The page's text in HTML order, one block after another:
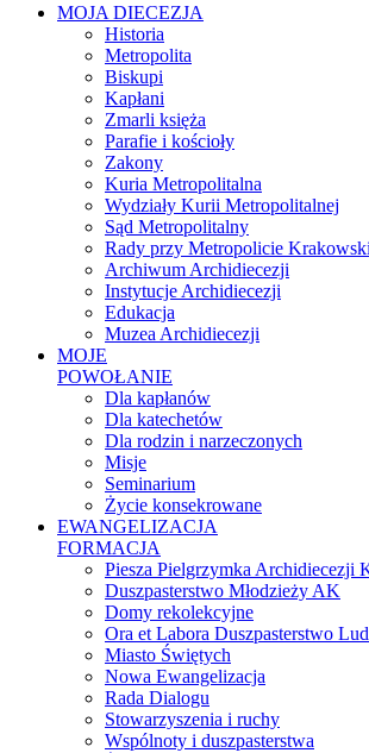
MOJA DIECEZJA
Historia
Metropolita
Biskupi
Kapłani
Zmarli księża
Parafie i kościoły
Zakony
Kuria Metropolitalna
Wydziały Kurii Metropolitalnej
Sąd Metropolitalny
Rady przy Metropolicie
Archiwum Archidiecezji
Instytucje Archidiecezji
Edukacja
Muzea Archidiecezji
MOJE
POWOŁANIE
Dla kapłanów
Dla katechetów
Dla rodzin i narzeczonych
Misje
Seminarium
Życie konsekrowane
EWANGELIZACJA
FORMACJA
Piesza Pielgrzymka Archidiecezji
Duszpasterstwo Młodzieży AK
Domy rekolekcyjne
Ora et Labora Duszpasterstwo
Miasto Świętych
Nowa Ewangelizacja
Rada Dialogu
Stowarzyszenia i ruchy
Wspólnoty i duszpasterstwa